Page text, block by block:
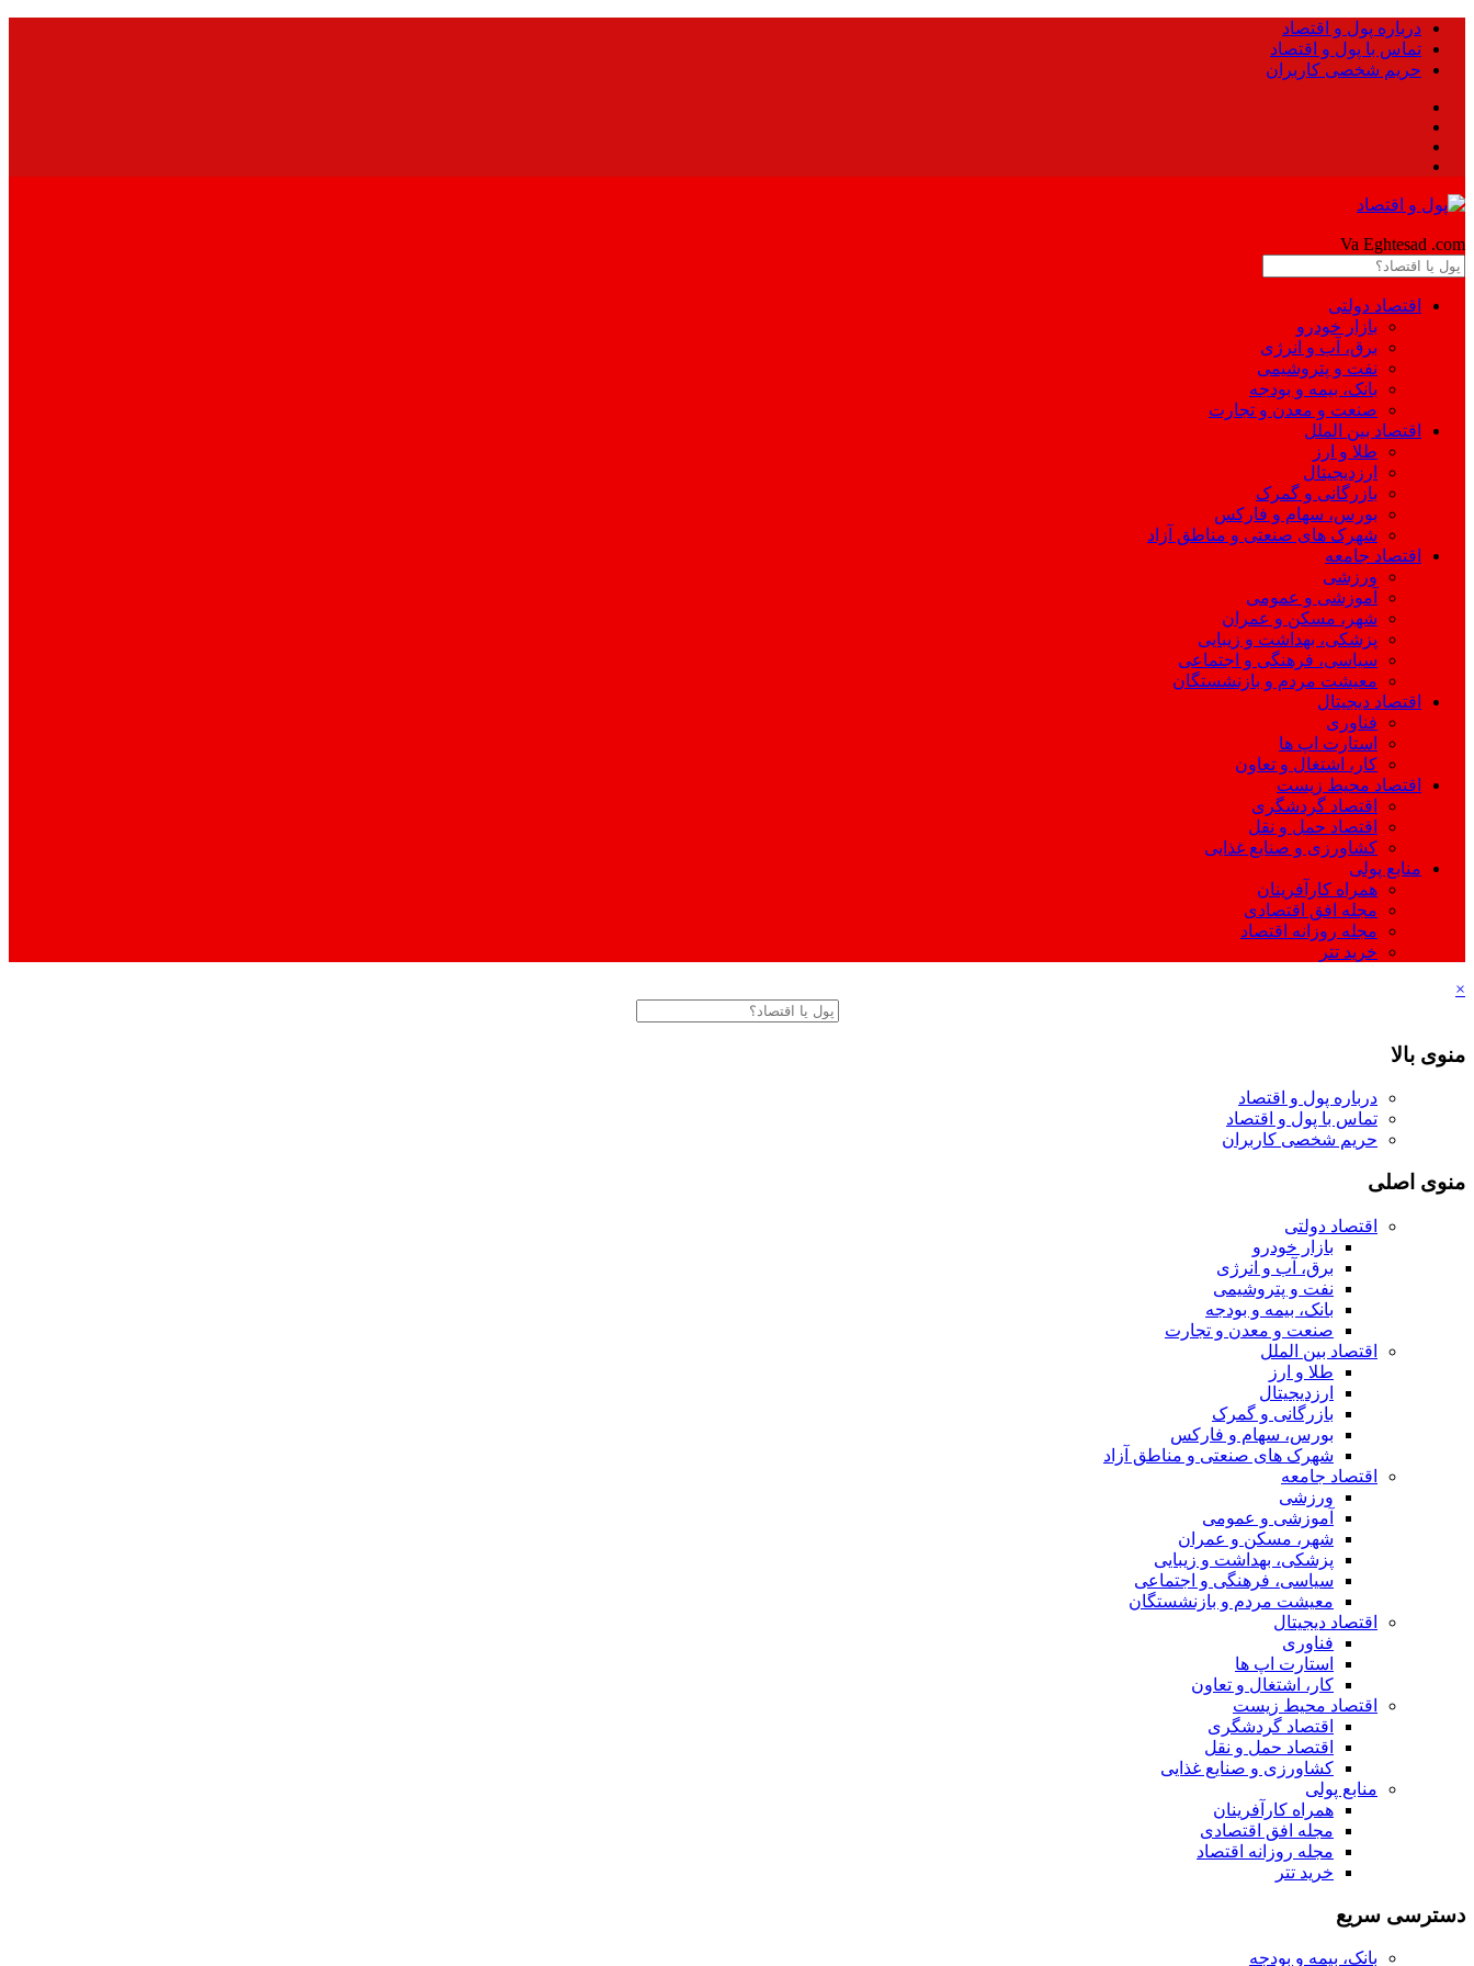
درباره پول و اقتصاد
تماس با پول و اقتصاد
حریم شخصی کاربران
Va Eghtesad .com
اقتصاد دولتی
بازار خودرو
برق، آب و انرژی
نفت و پتروشیمی
بانک، بیمه و بودجه
صنعت و معدن و تجارت
اقتصاد بین الملل
طلا و ارز
ارزدیجیتال
بازرگانی و گمرک
بورس، سهام و فارکس
شهرک های صنعتی و مناطق آزاد
اقتصاد جامعه
ورزشی
آموزشی و عمومی
شهر، مسکن و عمران
پزشکی، بهداشت و زیبایی
سیاسی، فرهنگی و اجتماعی
معیشت مردم و بازنشستگان
اقتصاد دیجیتال
فناوری
استارت اپ ها
کار، اشتغال و تعاون
اقتصاد محیط زیست
اقتصاد گردشگری
اقتصاد حمل و نقل
کشاورزی و صنایع غذایی
منابع پولی
همراه کارآفرینان
مجله افق اقتصادی
مجله روزانه اقتصاد
خرید تتر
×
منوی بالا
درباره پول و اقتصاد
تماس با پول و اقتصاد
حریم شخصی کاربران
منوی اصلی
اقتصاد دولتی
بازار خودرو
برق، آب و انرژی
نفت و پتروشیمی
بانک، بیمه و بودجه
صنعت و معدن و تجارت
اقتصاد بین الملل
طلا و ارز
ارزدیجیتال
بازرگانی و گمرک
بورس، سهام و فارکس
شهرک های صنعتی و مناطق آزاد
اقتصاد جامعه
ورزشی
آموزشی و عمومی
شهر، مسکن و عمران
پزشکی، بهداشت و زیبایی
سیاسی، فرهنگی و اجتماعی
معیشت مردم و بازنشستگان
اقتصاد دیجیتال
فناوری
استارت اپ ها
کار، اشتغال و تعاون
اقتصاد محیط زیست
اقتصاد گردشگری
اقتصاد حمل و نقل
کشاورزی و صنایع غذایی
منابع پولی
همراه کارآفرینان
مجله افق اقتصادی
مجله روزانه اقتصاد
خرید تتر
دسترسی سریع
بانک، بیمه و بودجه